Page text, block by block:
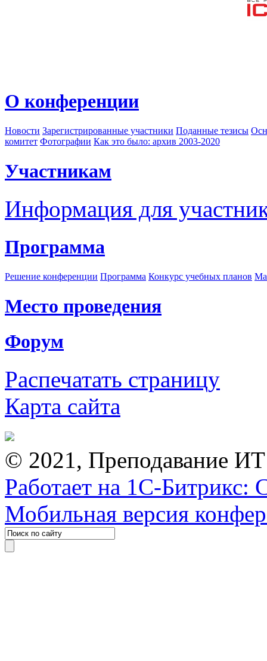
О конференции
Новости Зарегистрированные участники Поданные тезисы
комитет Фотографии Как это было: архив 2003-2020
Участникам
Информация для
Программа
Решение конференции Программа Конкурс учебных планов
Место проведения
Форум
Распечатать страницу
Карта сайта
© 2021, Преподавание
Работает на 1С-Битрикс:
Мобильная версия